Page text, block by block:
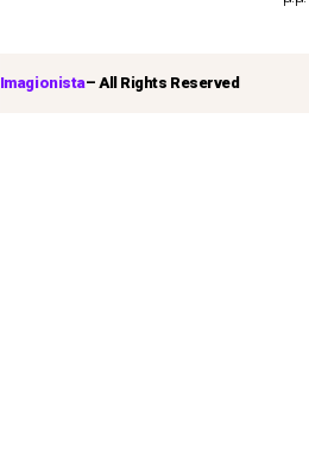
Imagionista– All Rights Reserved